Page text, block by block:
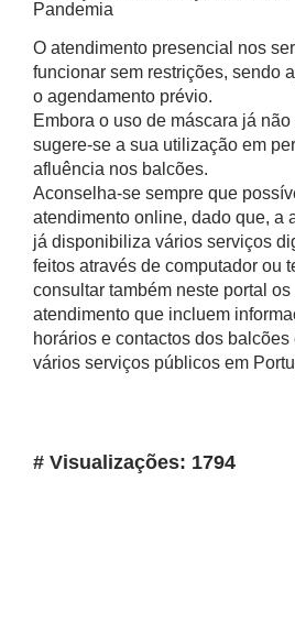
Pandemia
O atendimento presencial nos
funcionar sem restrições, sendo
o agendamento prévio.
Embora o uso de máscara já
sugere-se a sua utilização em
afluência nos balcões.
Aconselha-se sempre que
atendimento online, dado que, a
já disponibiliza vários serviços
feitos através de computador ou
consultar também neste portal
atendimento que incluem
horários e contactos dos
vários serviços públicos em
# Visualizações: 1794